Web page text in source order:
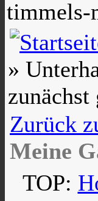
timmels-
»
zunächst
Zurück
Meine
TOP: